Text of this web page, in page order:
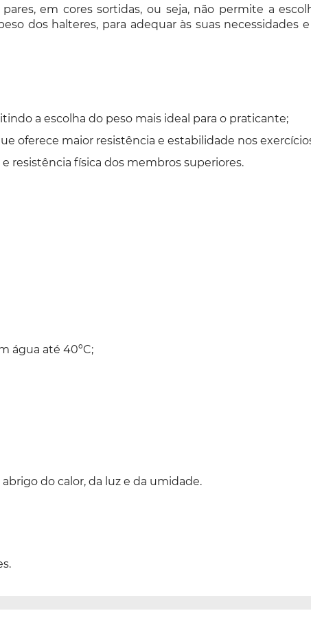
em cores sortidas, ou seja, não permite a
dos halteres, para adequar às suas necessidades
a escolha do peso mais ideal para o praticante;
oferece maior resistência e estabilidade nos
resistência física dos membros superiores.
água até 40ºC;
do calor, da luz e da umidade.